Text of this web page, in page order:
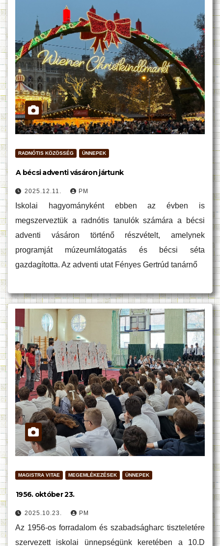
RADNÓTIS KÖZÖSSÉG ÜNNEPEK
A bécsi adventi vásáron jártunk
2025.12.11. PM
Iskolai hagyományként ebben az évben is
megszerveztük a radnótis tanulók számára a bécsi
adventi vásáron történő részvételt, amelynek
programját múzeumlátogatás és bécsi séta
gazdagította. Az adventi utat Fényes Gertrúd tanárnő
MAGISTRA VITAE MEGEMLÉKEZÉSEK ÜNNEPEK
1956. október 23.
2025.10.23. PM
Az 1956-os forradalom és szabadságharc tiszteletére
szervezett iskolai ünnepségünk keretében a 10.D